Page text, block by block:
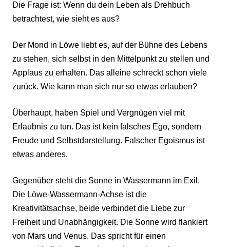
Die Frage ist: Wenn du dein Leben als Drehbuch
betrachtest, wie sieht es aus?
Der Mond in Löwe liebt es, auf der Bühne des Lebens
zu stehen, sich selbst in den Mittelpunkt zu stellen und
Applaus zu erhalten. Das alleine schreckt schon viele
zurück. Wie kann man sich nur so etwas erlauben?
Überhaupt, haben Spiel und Vergnügen viel mit
Erlaubnis zu tun. Das ist kein falsches Ego, sondern
Freude und Selbstdarstellung. Falscher Egoismus ist
etwas anderes.
Gegenüber steht die Sonne in Wassermann im Exil.
Die Löwe-Wassermann-Achse ist die
Kreativitätsachse, beide verbindet die Liebe zur
Freiheit und Unabhängigkeit. Die Sonne wird flankiert
von Mars und Venus. Das spricht für einen